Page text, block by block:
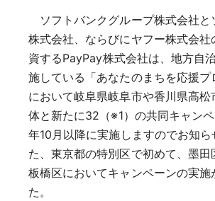
ソフトバンクグループ株式会社と
株式会社、ならびにヤフー株式会社
資するPayPay株式会社は、地方自
施している「あなたのまちを応援プ
において岐阜県岐阜市や香川県高松
体と新たに32（※1）の共同キャン
年10月以降に実施しますのでお知ら
た、東京都の特別区で初めて、墨田
板橋区においてキャンペーンの実施
た。